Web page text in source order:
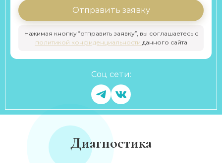
Отправить заявку
Нажимая кнопку “отправить заявку”, вы соглашаетесь с
политикой конфиденциальности данного сайта
Соц сети:
Диагностика